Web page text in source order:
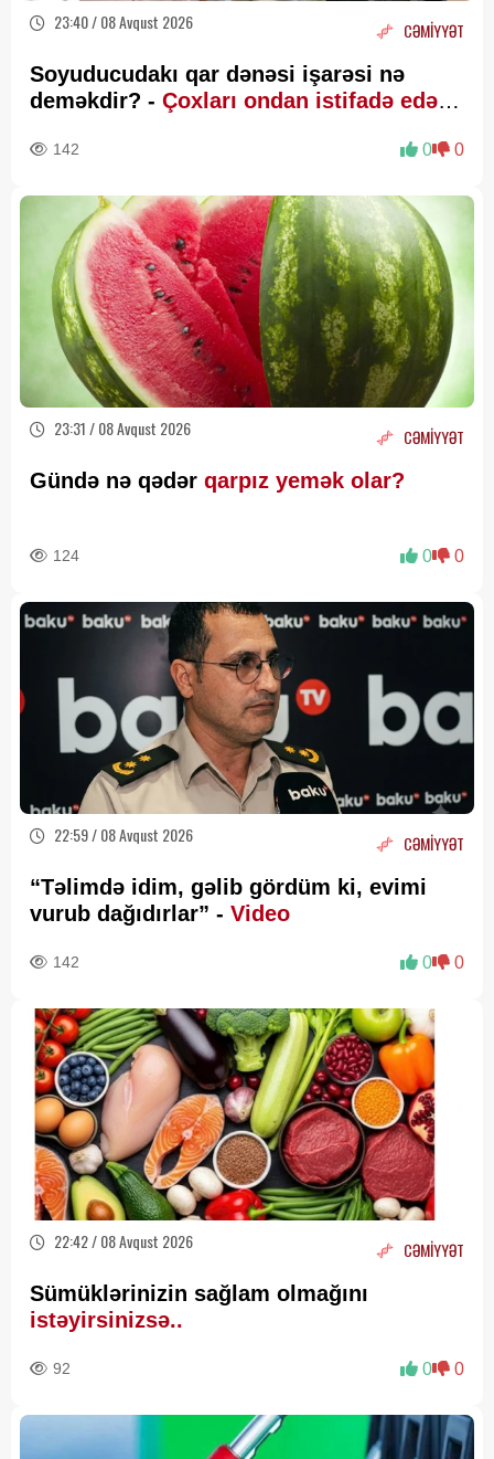
23:40 / 08 Avqust 2026 CƏMİYYƏT
Soyuducudakı qar dənəsi işarəsi nə
deməkdir? - Çoxları ondan istifadə edə
142 0 0
23:31 / 08 Avqust 2026 CƏMİYYƏT
Gündə nə qədər qarpız yemək olar?
124 0 0
22:59 / 08 Avqust 2026 CƏMİYYƏT
“Təlimdə idim, gəlib gördüm ki, evimi
vurub dağıdırlar” - Video
142 0 0
22:42 / 08 Avqust 2026 CƏMİYYƏT
Sümüklərinizin sağlam olmağını
istəyirsinizsə..
92 0 0